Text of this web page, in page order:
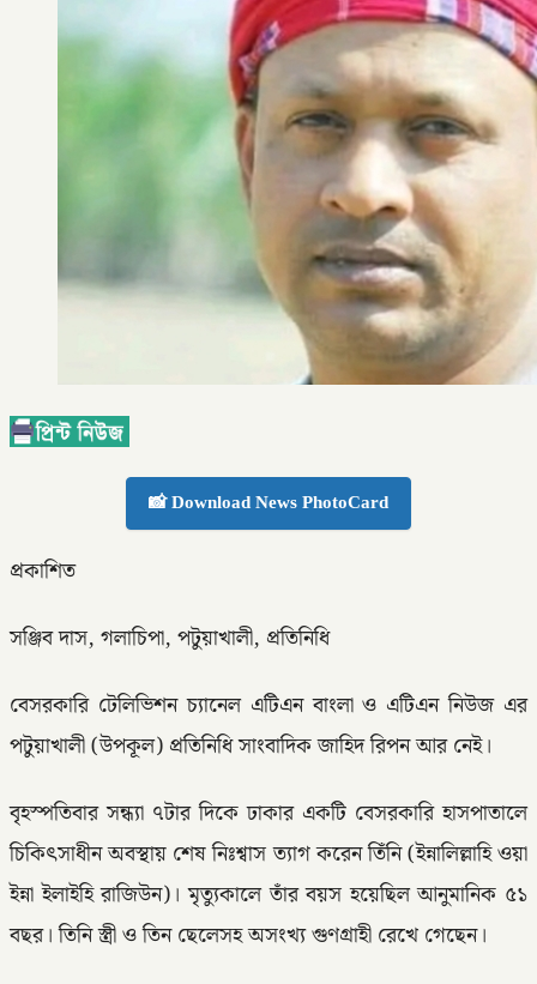
📸 Download News PhotoCard
প্রকাশিত
সঞ্জিব দাস, গলাচিপা, পটুয়াখালী, প্রতিনিধি
বেসরকারি টেলিভিশন চ্যানেল এটিএন বাংলা ও এটিএন নিউজ এর
পটুয়াখালী (উপকূল) প্রতিনিধি সাংবাদিক জাহিদ রিপন আর নেই।
বৃহস্পতিবার সন্ধ্যা ৭টার দিকে ঢাকার একটি বেসরকারি হাসপাতালে
চিকিৎসাধীন অবস্থায় শেষ নিঃশ্বাস ত্যাগ করেন তিঁনি (ইন্নালিল্লাহি ওয়া
ইন্না ইলাইহি রাজিউন)। মৃত্যুকালে তাঁর বয়স হয়েছিল আনুমানিক ৫১
বছর। তিনি স্ত্রী ও তিন ছেলেসহ অসংখ্য গুণগ্রাহী রেখে গেছেন।